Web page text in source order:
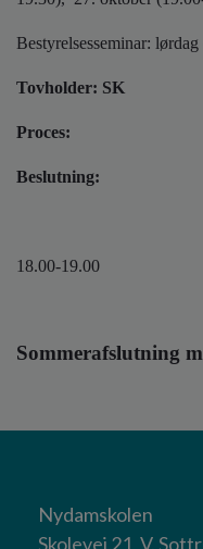
Bestyrelsesseminar:
Tovholder: SK
Proces:
Beslutning:
18.00-19.00
Sommerafslutning
Nydamskolen
Skolevej 21, V.